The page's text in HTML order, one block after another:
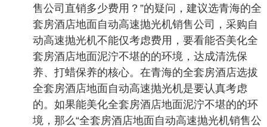
售公司直销多少费用？”的疑问，建议选青海的全
套房酒店地面自动高速抛光机销售公司，采购自
动高速抛光机不能仅考虑费用，要看能否美化全
套房酒店地面泥泞不堪的的环境，达成清洗保
养、打蜡保养的核心。在青海的全套房酒店选拔
全套房酒店地面自动高速抛光机是要认真考虑
的。如果能美化全套房酒店地面泥泞不堪的的环
境，那么“全套房酒店地面自动高速抛光机销售公